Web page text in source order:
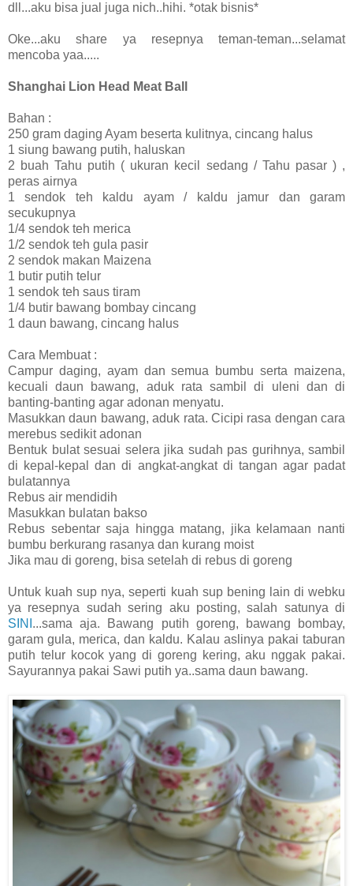
dll...aku bisa jual juga nich..hihi. *otak bisnis*
Oke...aku share ya resepnya teman-teman...selamat
mencoba yaa.....
Shanghai Lion Head Meat Ball
Bahan :
250 gram daging Ayam beserta kulitnya, cincang halus
1 siung bawang putih, haluskan
2 buah Tahu putih ( ukuran kecil sedang / Tahu pasar ) ,
peras airnya
1 sendok teh kaldu ayam / kaldu jamur dan garam
secukupnya
1/4 sendok teh merica
1/2 sendok teh gula pasir
2 sendok makan Maizena
1 butir putih telur
1 sendok teh saus tiram
1/4 butir bawang bombay cincang
1 daun bawang, cincang halus
Cara Membuat :
Campur daging, ayam dan semua bumbu serta maizena,
kecuali daun bawang, aduk rata sambil di uleni dan di
banting-banting agar adonan menyatu.
Masukkan daun bawang, aduk rata. Cicipi rasa dengan cara
merebus sedikit adonan
Bentuk bulat sesuai selera jika sudah pas gurihnya, sambil
di kepal-kepal dan di angkat-angkat di tangan agar padat
bulatannya
Rebus air mendidih
Masukkan bulatan bakso
Rebus sebentar saja hingga matang, jika kelamaan nanti
bumbu berkurang rasanya dan kurang moist
Jika mau di goreng, bisa setelah di rebus di goreng
Untuk kuah sup nya, seperti kuah sup bening lain di webku
ya resepnya sudah sering aku posting, salah satunya di
SINI ...sama aja. Bawang putih goreng, bawang bombay,
garam gula, merica, dan kaldu. Kalau aslinya pakai taburan
putih telur kocok yang di goreng kering, aku nggak pakai.
Sayurannya pakai Sawi putih ya..sama daun bawang.